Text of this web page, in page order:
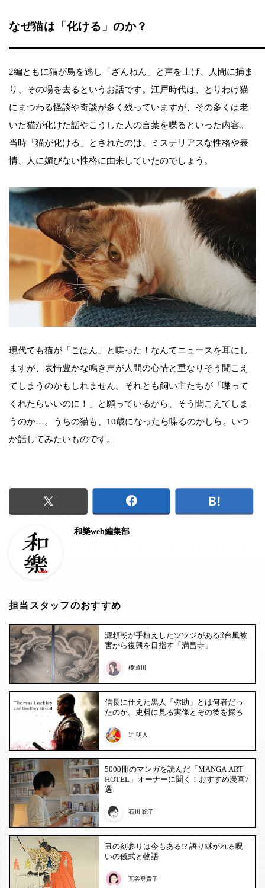
なぜ猫は「化ける」のか？
2編ともに猫が鳥を逃し「ざんねん」と声を上げ、人間に捕ま
り、その場を去るというお話です。江戸時代は、とりわけ猫
にまつわる怪談や奇談が多く残っていますが、その多くは老
いた猫が化けた話やこうした人の言葉を喋るといった内容。
当時「猫が化ける」とされたのは、ミステリアスな性格や表
情、人に媚びない性格に由来していたのでしょう。
現代でも猫が「ごはん」と喋った！なんてニュースを耳にし
ますが、表情豊かな鳴き声が人間の心情と重なりそう聞こえ
てしまうのかもしれません。それとも飼い主たちが「喋って
くれたらいいのに！」と願っているから、そう聞こえてしま
うのか…。うちの猫も、10歳になったら喋るのかしら。いつ
か話してみたいものです。
和樂web編集部
担当スタッフのおすすめ
源頼朝が手植えしたツツジがある⁉︎台風被
害から復興を目指す「満昌寺」
樽瀬川
信長に仕えた黒人「弥助」とは何者だっ
たのか。史料に見る実像とその後を探る
辻 明人
5000冊のマンガを読んだ「MANGA ART
HOTEL」オーナーに聞く！おすすめ漫画7
選
石川 聡子
丑の刻参りは今もある!? 語り継がれる呪
いの儀式と物語
瓦谷登貴子